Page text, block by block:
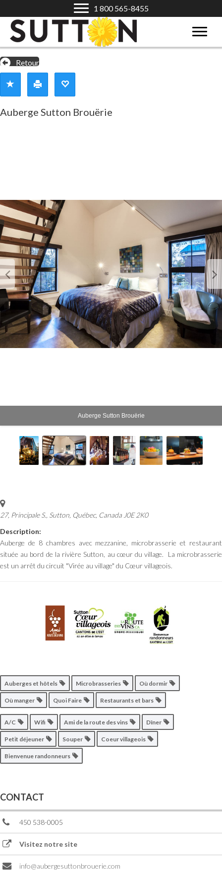
1 800 565-8455
Retour
Auberge Sutton Brouërie
Auberge Sutton Brouërie
27, Principale S. Sutton, Québec, Canada J0E 2K0
Description:
Auberge de 8 chambres avec mezzanine, microbrasserie et restaurant
située au bord de la rivière Sutton, au cœur du village. La microbrasserie
est un arrêt du circuit "Virée au village" du Cœur villageois.
Auberges et hôtels Microbrasseries Où dormir
Où manger Quoi Faire Restaurants et bars
A/C Wifi Ami de la route des vins Dîner
Petit déjeuner Souper Coeur villageois
Bienvenue randonneurs
CONTACT
450 538-0005
Visitez notre site
info@aubergesuttonbrouerie.com